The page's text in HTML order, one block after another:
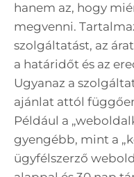
hanem az, hogy
megvenni.
szolgáltatást, az
a határidőt és az
Ugyanaz a
ajánlat attól
Például a
gyengébb, mint a
ügyfélszerző